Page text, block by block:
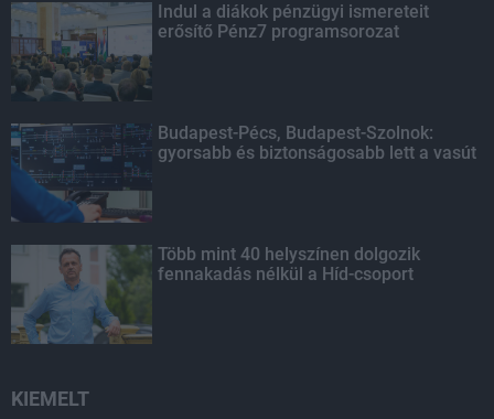
Indul a diákok pénzügyi ismereteit
erősítő Pénz7 programsorozat
Budapest-Pécs, Budapest-Szolnok:
gyorsabb és biztonságosabb lett a vasút
Több mint 40 helyszínen dolgozik
fennakadás nélkül a Híd-csoport
KIEMELT